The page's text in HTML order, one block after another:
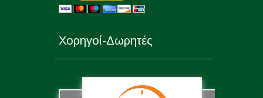
Χορηγοί-Δωρητές